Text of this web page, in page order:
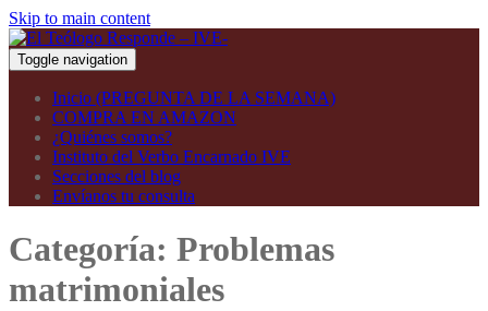
Skip to main content
Toggle navigation
Inicio (PREGUNTA DE LA SEMANA)
COMPRA EN AMAZON
¿Quiénes somos?
Instituto del Verbo Encarnado IVE
Secciones del blog
Envíanos tu consulta
Categoría: Problemas
matrimoniales